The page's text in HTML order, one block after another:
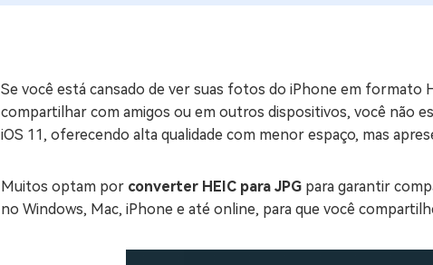
Corrigir Problemas de
Corrigir Erros de Mac
Windows 11
Se você está cansado de ver suas fotos do iPhone em formato
compartilhar com amigos ou em outros dispositivos, você não
iOS 11, oferecendo alta qualidade com menor espaço, mas
Muitos optam por converter HEIC para JPG para garantir
no Windows, Mac, iPhone e até online, para que você